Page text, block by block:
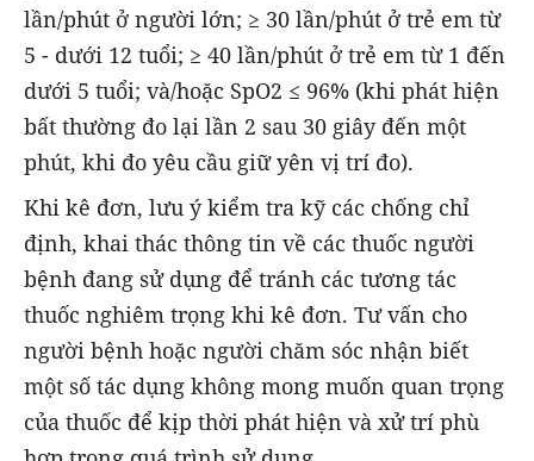
lần/phút ở người lớn; ≥ 30 lần/phút ở trẻ em từ
5 - dưới 12 tuổi; ≥ 40 lần/phút ở trẻ em từ 1 đến
dưới 5 tuổi; và/hoặc SpO2 ≤ 96% (khi phát hiện
bất thường đo lại lần 2 sau 30 giây đến một
phút, khi đo yêu cầu giữ yên vị trí đo).
Khi kê đơn, lưu ý kiểm tra kỹ các chống chỉ
định, khai thác thông tin về các thuốc người
bệnh đang sử dụng để tránh các tương tác
thuốc nghiêm trọng khi kê đơn. Tư vấn cho
người bệnh hoặc người chăm sóc nhận biết
một số tác dụng không mong muốn quan trọng
của thuốc để kịp thời phát hiện và xử trí phù